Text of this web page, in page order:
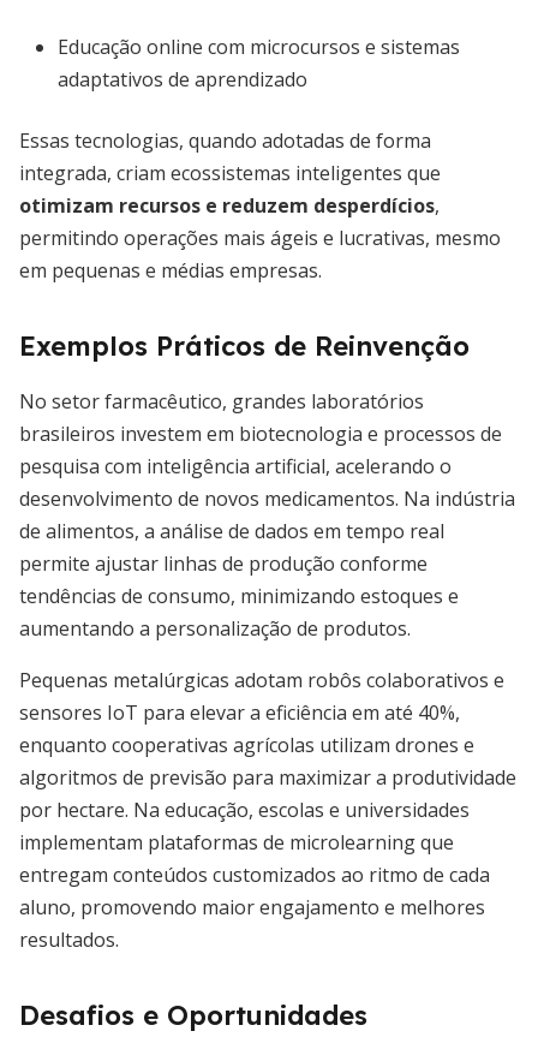
Educação online com microcursos e sistemas
adaptativos de aprendizado
Essas tecnologias, quando adotadas de forma
integrada, criam ecossistemas inteligentes que
otimizam recursos e reduzem desperdícios,
permitindo operações mais ágeis e lucrativas, mesmo
em pequenas e médias empresas.
Exemplos Práticos de Reinvenção
No setor farmacêutico, grandes laboratórios
brasileiros investem em biotecnologia e processos de
pesquisa com inteligência artificial, acelerando o
desenvolvimento de novos medicamentos. Na indústria
de alimentos, a análise de dados em tempo real
permite ajustar linhas de produção conforme
tendências de consumo, minimizando estoques e
aumentando a personalização de produtos.
Pequenas metalúrgicas adotam robôs colaborativos e
sensores IoT para elevar a eficiência em até 40%,
enquanto cooperativas agrícolas utilizam drones e
algoritmos de previsão para maximizar a produtividade
por hectare. Na educação, escolas e universidades
implementam plataformas de microlearning que
entregam conteúdos customizados ao ritmo de cada
aluno, promovendo maior engajamento e melhores
resultados.
Desafios e Oportunidades